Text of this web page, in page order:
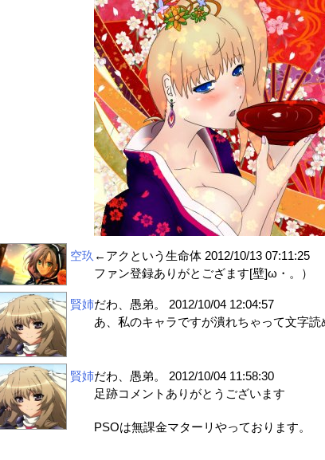
空玖 ←アクという生命体 2012/10/13 07:11:25
ファン登録ありがとござます[壁]ω・。）
賢姉だわ、愚弟。
2012/10/04 12:04:57
あ、私のキャラですが潰れちゃって文字
賢姉だわ、愚弟。
2012/10/04 11:58:30
足跡コメントありがとうございます
PSOは無課金マターリやっております。